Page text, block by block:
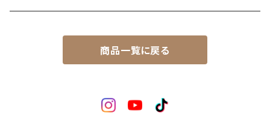
ユニーク（UNIQUE）
プレスマチック（PRESSMATIC）
商品一覧に戻る